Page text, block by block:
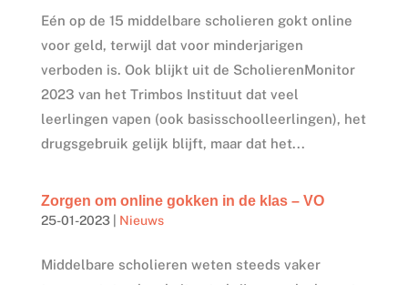
Eén op de 15 middelbare scholieren gokt online
voor geld, terwijl dat voor minderjarigen
verboden is. Ook blijkt uit de ScholierenMonitor
2023 van het Trimbos Instituut dat veel
leerlingen vapen (ook basisschoolleerlingen), het
drugsgebruik gelijk blijft, maar dat het...
Zorgen om online gokken in de klas – VO
25-01-2023| Nieuws
Middelbare scholieren weten steeds vaker